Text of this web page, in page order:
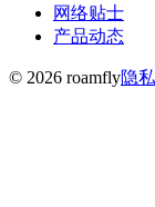
网络贴士
产品动态
© 2026 roamfly隐私